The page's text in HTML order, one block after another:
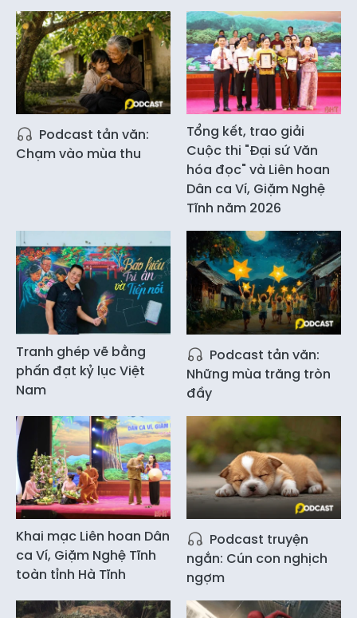
Podcast tản văn:
Chạm vào mùa thu
Tổng kết, trao giải
Cuộc thi "Đại sứ Văn
hóa đọc" và Liên hoan
Dân ca Ví, Giặm Nghệ
Tĩnh năm 2026
Tranh ghép vẽ bằng
phấn đạt kỷ lục Việt
Nam
Podcast tản văn:
Những mùa trăng tròn
đầy
Khai mạc Liên hoan Dân
ca Ví, Giặm Nghệ Tĩnh
toàn tỉnh Hà Tĩnh
Podcast truyện
ngắn: Cún con nghịch
ngợm